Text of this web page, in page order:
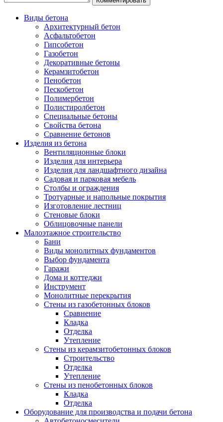
Виды бетона
Архитектурный бетон
Асфальтобетон
Гипсобетон
Газобетон
Декоративные бетоны
Керамзитобетон
Пенобетон
Пескобетон
Полимербетон
Полистиролбетон
Специальные бетоны
Свойства бетона
Сравнение бетонов
Изделия из бетона
Вентиляционные блоки
Изделия для интерьера
Изделия для ландшафтного дизайна
Садовая и парковая мебель
Столбы и ограждения
Тротуарные и напольные покрытия
Изготовление лестниц
Стеновые блоки
Облицовочные панели
Малоэтажное строительство
Бани
Виды монолитных фундаментов
Выбор фундамента
Гаражи
Дома и коттеджи
Инструмент
Монолитные перекрытия
Стены из газобетонных блоков
Сравнение
Кладка
Отделка
Утепление
Стены из керамзитобетонных блоков
Строительство
Отделка
Утепление
Стены из пенобетонных блоков
Кладка
Отделка
Оборудование для производства и подачи бетона